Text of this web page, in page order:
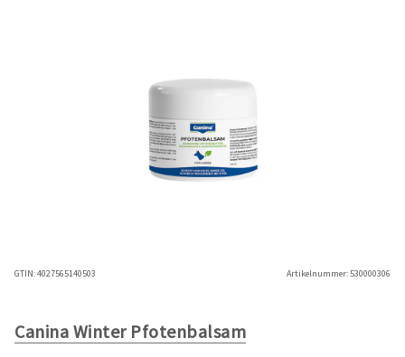
GTIN:4027565140503 Artikelnummer:530000306
Canina Winter Pfotenbalsam